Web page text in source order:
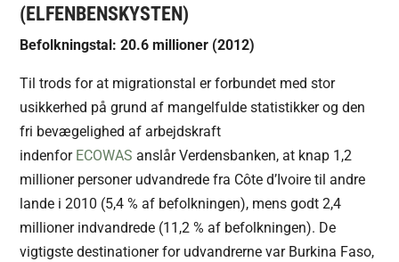
(ELFENBENSKYSTEN)
Befolkningstal: 20.6 millioner (2012)
Til trods for at migrationstal er forbundet med stor
usikkerhed på grund af mangelfulde statistikker og den
fri bevægelighed af arbejdskraft
indenfor ECOWAS anslår Verdensbanken, at knap 1,2
millioner personer udvandrede fra Côte d’Ivoire til andre
lande i 2010 (5,4 % af befolkningen), mens godt 2,4
millioner indvandrede (11,2 % af befolkningen). De
vigtigste destinationer for udvandrerne var Burkina Faso,